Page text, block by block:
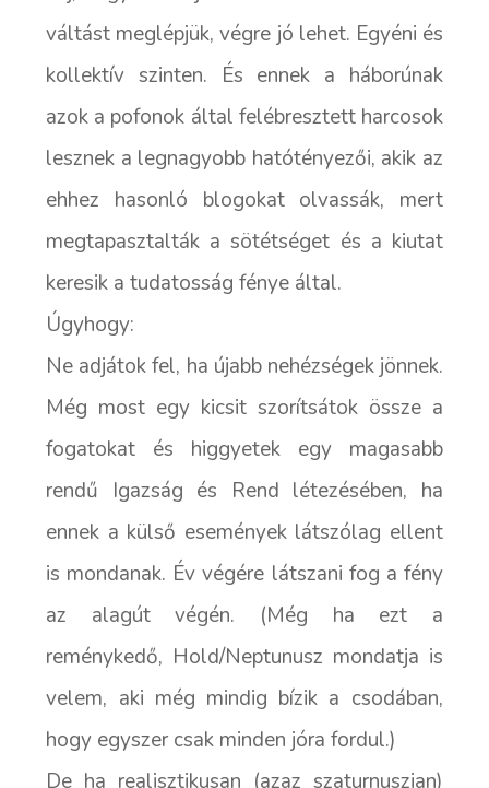
váltást meglépjük, végre jó lehet. Egyéni és
kollektív szinten. És ennek a háborúnak
azok a pofonok által felébresztett harcosok
lesznek a legnagyobb hatótényezői, akik az
ehhez hasonló blogokat olvassák, mert
megtapasztalták a sötétséget és a kiutat
keresik a tudatosság fénye által.
Úgyhogy:
Ne adjátok fel, ha újabb nehézségek jönnek.
Még most egy kicsit szorítsátok össze a
fogatokat és higgyetek egy magasabb
rendű Igazság és Rend létezésében, ha
ennek a külső események látszólag ellent
is mondanak. Év végére látszani fog a fény
az alagút végén. (Még ha ezt a
reménykedő, Hold/Neptunusz mondatja is
velem, aki még mindig bízik a csodában,
hogy egyszer csak minden jóra fordul.)
De ha realisztikusan (azaz szaturnuszian)